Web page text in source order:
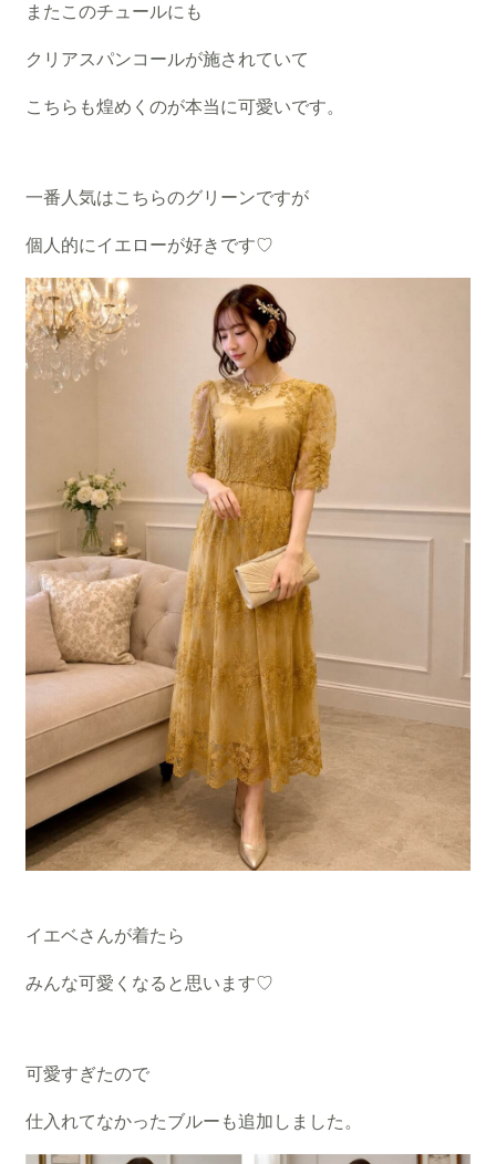
またこのチュールにも
クリアスパンコールが施されていて
こちらも煌めくのが本当に可愛いです。
一番人気はこちらのグリーンですが
個人的にイエローが好きです♡
イエベさんが着たら
みんな可愛くなると思います♡
可愛すぎたので
仕入れてなかったブルーも追加しました。